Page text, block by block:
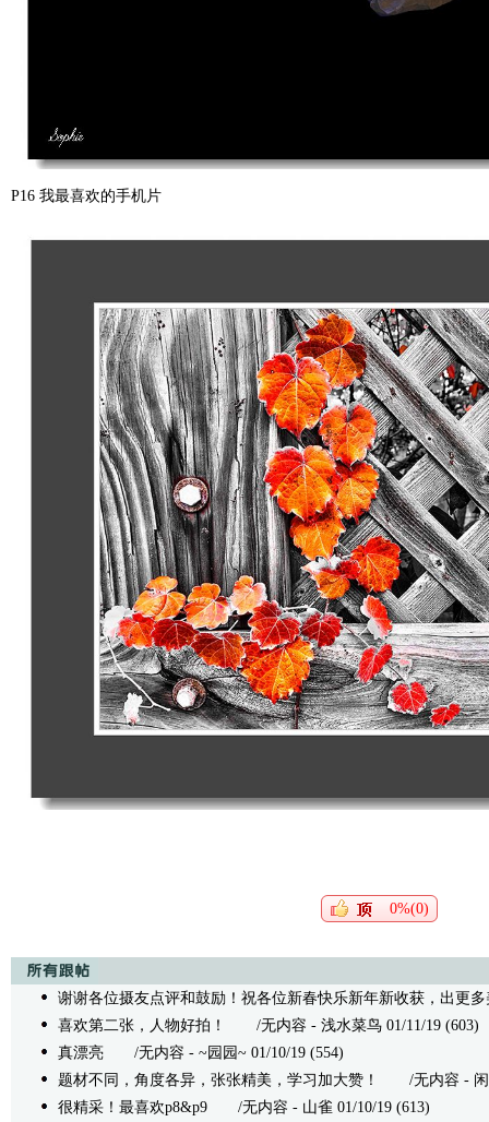
P16 我最喜欢的手机片
0%(0)
谢谢各位摄友点评和鼓励！祝各位新春快乐新年新收获，出更多
喜欢第二张，人物好拍！
/无内容 - 浅水菜鸟 01/11/19 (603)
真漂亮 /无内容 - ~园园~ 01/10/19 (554)
题材不同，角度各异，张张精美，学习加大赞！
/无内容 - 闲
很精采！最喜欢p8&p9 /无内容 - 山雀 01/10/19 (613)